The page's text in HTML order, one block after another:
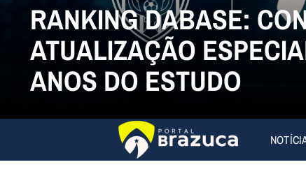
RANKING DABASE:
ATUALIZAÇÃO
ANOS DO ESTUDO